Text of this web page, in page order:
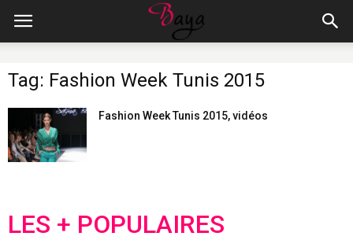
Tag: Fashion Week Tunis 2015
Fashion Week Tunis 2015, vidéos
LES + POPULAIRES